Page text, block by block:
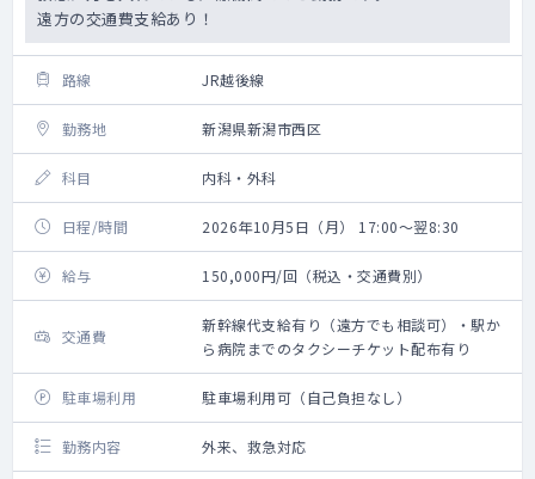
遠方の交通費支給あり！
路線 JR越後線
勤務地 新潟県新潟市西区
科目 内科・外科
日程/時間 2026年10月5日（月） 17:00～翌8:30
給与 150,000円/回（税込・交通費別）
交通費
新幹線代支給有り（遠方でも相談可）・駅か
ら病院までのタクシーチケット配布有り
駐車場利用 駐車場利用可（自己負担なし）
勤務内容 外来、救急対応